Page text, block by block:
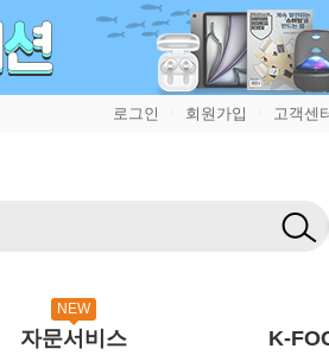
로그인 회원가입 고객센
NEW
자문서비스 K-